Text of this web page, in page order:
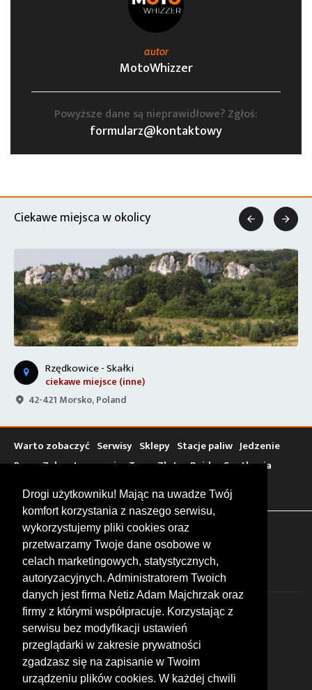
Drogi użytkowniku! Mając na uwadze Twój
komfort korzystania z naszego serwisu,
wykorzystujemy pliki cookies oraz
przetwarzamy Twoje dane osobowe w
celach marketingowych, statystycznych,
autoryzacyjnych. Administratorem Twoich
danych jest firma Netiz Adam Majchrzak oraz
firmy z którymi współpracuje. Korzystając z
serwisu bez modyfikacji ustawień
przeglądarki w zakresie prywatności
zgadzasz się na zapisanie w Twoim
urządzeniu plików cookies. W każdej chwili
autor
MotoWhizzer
Powyższe dane są nieprawidłowe? Zgłoś:
formularz@kontaktowy
Ciekawe miejsca w okolicy
Rzędkowice - Skałki
ciekawe miejsce (inne)
42-421 Morsko, Poland
 
Warto zobaczyć Serwisy Sklepy Stacje paliw Jedzenie
Bary Zakwaterowanie Tory Zloty Rajdy Spotkania
Targi
Giełdy Szkolenia
FOLLOW US
© 2026 by MotoWhizzer.com
All rights reserved.